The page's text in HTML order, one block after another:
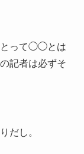
とって◯◯とは
記者は必ずそ
だし。